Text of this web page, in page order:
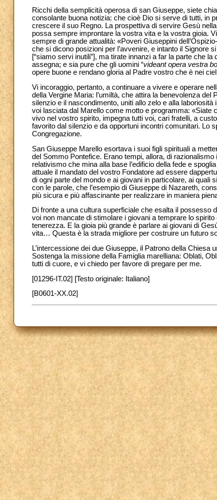
Ricchi della semplicità operosa di san Giuseppe, siete
consolante buona notizia: che cioè Dio si serve di tutti, in
crescere il suo Regno. La prospettiva di servire Gesù
possa sempre improntare la vostra vita e la vostra gioia.
sempre di grande attualità: «Poveri Giuseppini
che si dicono posizioni per l’avvenire, e intanto il Signore
[“siamo servi inutili”], ma tirate innanzi a far la parte che
assegna; e sia pure che gli uomini “videant opera vestra
opere buone e rendano gloria al Padre vostro che è nei
Vi incoraggio, pertanto, a continuare a vivere e operare
della Vergine Maria: l’umiltà, che attira la benevolenza del
silenzio e il nascondimento, uniti allo zelo e alla
voi lasciata dal Marello come motto e programma:
vivo nel vostro spirito, impegna tutti voi, cari fratelli, a
favorito dal silenzio e da opportuni incontri comunitari. Lo
Congregazione.
San Giuseppe Marello esortava i suoi figli spirituali a
del Sommo Pontefice. Erano tempi, allora, di
relativismo che mina alla base l’edificio della fede e
attuale il mandato del vostro Fondatore ad essere
di ogni parte del mondo e ai giovani in particolare, ai quali
con le parole, che l’esempio di Giuseppe di Nazareth,
più sicura e più affascinante per realizzare in maniera
Di fronte a una cultura superficiale che esalta il possesso
voi non mancate di stimolare i giovani a temprare lo
tenerezza. E la gioia più grande è parlare ai giovani di
vita… Questa è la strada migliore per costruire un futuro
L’intercessione dei due Giuseppe, il Patrono della
Sostenga la missione della Famiglia marelliana: Oblati,
tutti di cuore, e vi chiedo per favore di pregare per me.
[01296-IT.02] [Testo originale: Italiano]
[B0601-XX.02]